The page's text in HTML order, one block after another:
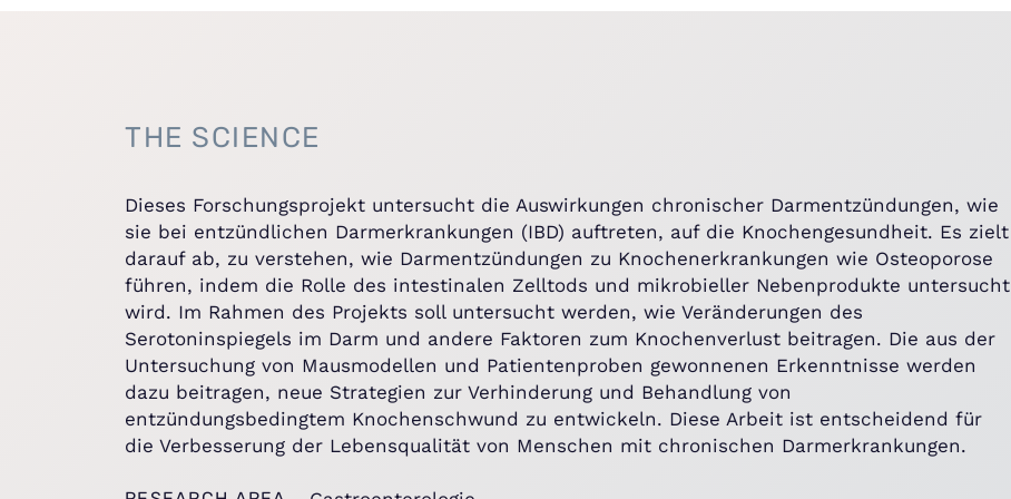
THE SCIENCE
Dieses Forschungsprojekt untersucht die Auswirkungen chronischer Darmentzündungen, wie
sie bei entzündlichen Darmerkrankungen (IBD) auftreten, auf die Knochengesundheit. Es zielt
darauf ab, zu verstehen, wie Darmentzündungen zu Knochenerkrankungen wie Osteoporose
führen, indem die Rolle des intestinalen Zelltods und mikrobieller Nebenprodukte untersucht
wird. Im Rahmen des Projekts soll untersucht werden, wie Veränderungen des
Serotoninspiegels im Darm und andere Faktoren zum Knochenverlust beitragen. Die aus der
Untersuchung von Mausmodellen und Patientenproben gewonnenen Erkenntnisse werden
dazu beitragen, neue Strategien zur Verhinderung und Behandlung von
entzündungsbedingtem Knochenschwund zu entwickeln. Diese Arbeit ist entscheidend für
die Verbesserung der Lebensqualität von Menschen mit chronischen Darmerkrankungen.